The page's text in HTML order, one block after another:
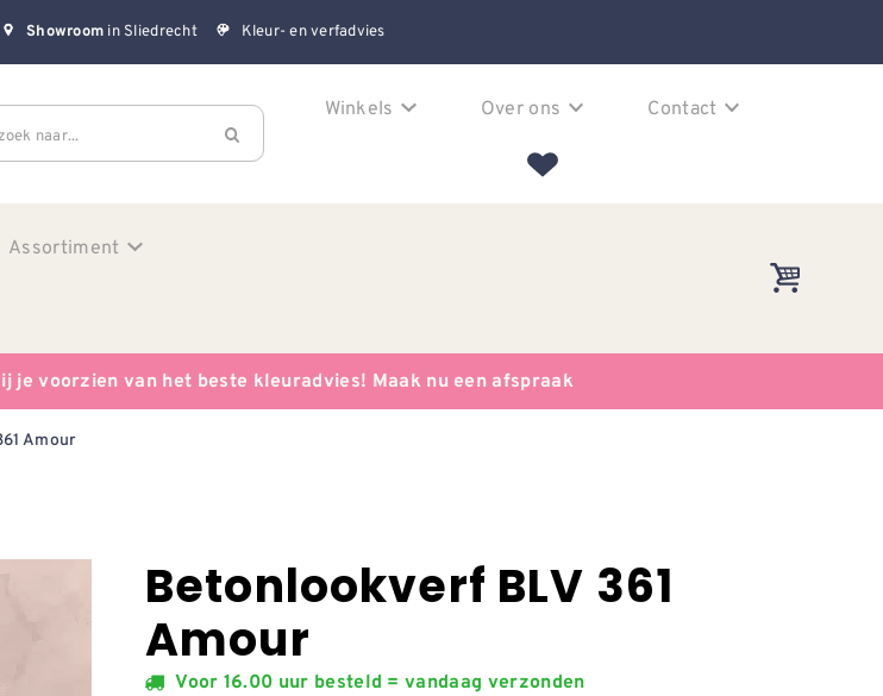
Showroom in Sliedrecht Kleur- en verfadvies
naar...
Winkels Over ons Contact
Assortiment
je voorzien van het beste kleuradvies! Maak nu een afspraak
Amour
Betonlookverf BLV 361
Amour
Voor 16.00 uur besteld = vandaag verzonden